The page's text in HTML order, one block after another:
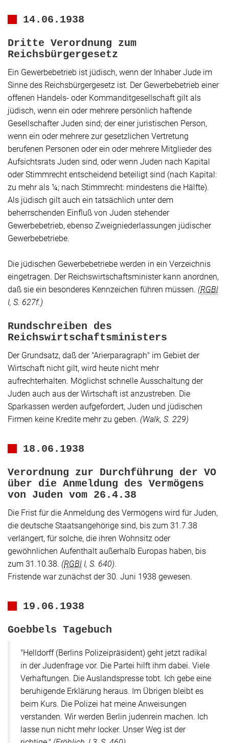
14.06.1938
Dritte Verordnung zum
Reichsbürgergesetz
Ein Gewerbebetrieb ist jüdisch, wenn der Inhaber Jude im
Sinne des Reichsbürgergesetz ist. Der Gewerbebetrieb einer
offenen Handels- oder Kommanditgesellschaft gilt als
jüdisch, wenn ein oder mehrere persönlich haftende
Gesellschafter Juden sind; der einer juristischen Person,
wenn ein oder mehrere zur gesetzlichen Vertretung
berufenen Personen oder ein oder mehrere Mitglieder des
Aufsichtsrats Juden sind, oder wenn Juden nach Kapital
oder Stimmrecht entscheidend beteiligt sind (nach Kapital:
zu mehr als ¼; nach Stimmrecht: mindestens die Hälfte).
Als jüdisch gilt auch ein tatsächlich unter dem
beherrschenden Einfluß von Juden stehender
Gewerbebetrieb, ebenso Zweigniederlassungen jüdischer
Gewerbebetriebe.
Die jüdischen Gewerbebetriebe werden in ein Verzeichnis
eingetragen. Der Reichswirtschaftsminister kann anordnen,
daß sie ein besonderes Kennzeichen führen müssen. (RGBl
I, S. 627f.)
Rundschreiben des
Reichswirtschaftsministers
Der Grundsatz, daß der"Arierparagraph" im Gebiet der
Wirtschaft nicht gilt, wird heute nicht mehr
aufrechterhalten. Möglichst schnelle Ausschaltung der
Juden auch aus der Wirtschaft ist anzustreben. Die
Sparkassen werden aufgefordert, Juden und jüdischen
Firmen keine Kredite mehr zu geben. (Walk, S. 229)
18.06.1938
Verordnung zur Durchführung der VO
über die Anmeldung des Vermögens
von Juden vom 26.4.38
Die Frist für die Anmeldung des Vermögens wird für Juden,
die deutsche Staatsangehörige sind, bis zum 31.7.38
verlängert, für solche, die ihren Wohnsitz oder
gewöhnlichen Aufenthalt außerhalb Europas haben, bis
zum 31.10.38. (RGBl I, S. 640).
Fristende war zunächst der 30. Juni 1938 gewesen.
19.06.1938
Goebbels Tagebuch
"Helldorff (Berlins Polizeipräsident) geht jetzt radikal
in der Judenfrage vor. Die Partei hilft ihm dabei. Viele
Verhaftungen. Die Auslandspresse tobt. Ich gebe eine
beruhigende Erklärung heraus. Im Übrigen bleibt es
beim Kurs. Die Polizei hat meine Anweisungen
verstanden. Wir werden Berlin judenrein machen. Ich
lasse nun nicht mehr locker. Unser Weg ist der